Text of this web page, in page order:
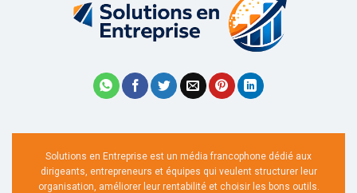
Solutions en Entreprise est un média francophone dédié aux
dirigeants, entrepreneurs et équipes qui veulent structurer leur
organisation, améliorer leur rentabilité et choisir les bons outils.